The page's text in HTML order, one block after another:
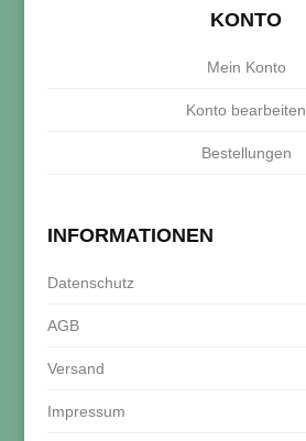
KONTO
Mein Konto
Konto bearbeiten
Bestellungen
INFORMATIONEN
Datenschutz
AGB
Versand
Impressum